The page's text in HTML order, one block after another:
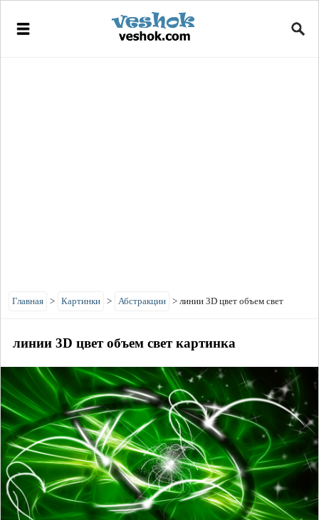
Главная > Картинки > Абстракции > линии 3D цвет объем свет
линии 3D цвет объем свет картинка